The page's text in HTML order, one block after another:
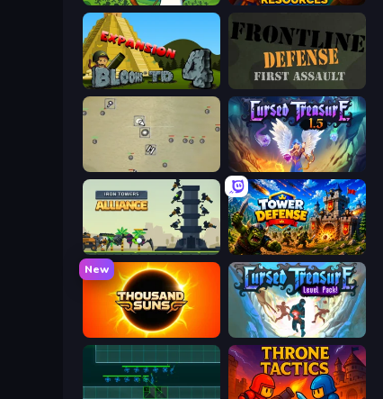
Bloons Tower Defense 4 Expansion Frontline Defense
Desktop Tower Defense Cursed Treasure 1.5
Iron Towers Alliance Tower Defense
New
Thousand Suns Cursed Treasure Level Pack